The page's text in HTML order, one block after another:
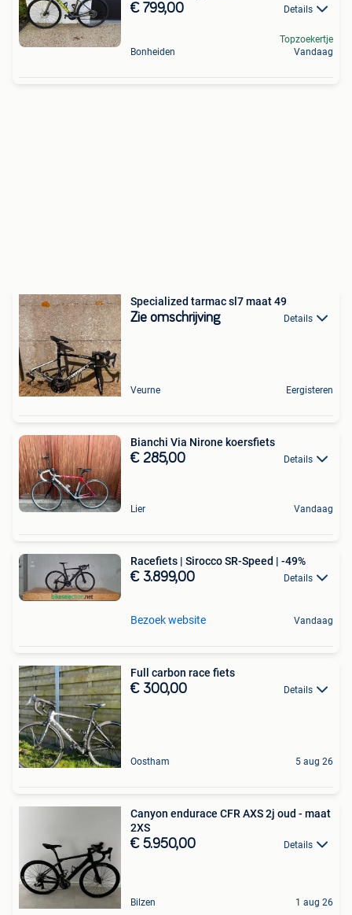
€ 799,00 Details
Bonheiden
Topzoekertje
Vandaag
Specialized tarmac sl7 maat 49
Zie omschrijving Details
Veurne Eergisteren
Bianchi Via Nirone koersfiets
€ 285,00 Details
Lier Vandaag
Racefiets | Sirocco SR-Speed | -49%
€ 3.899,00 Details
Bezoek website Vandaag
Full carbon race fiets
€ 300,00 Details
Oostham 5 aug 26
Canyon endurace CFR AXS 2j oud - maat
2XS
€ 5.950,00 Details
Bilzen 1 aug 26